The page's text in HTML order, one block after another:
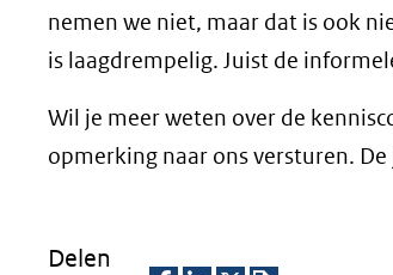
nemen we niet, maar dat is ook
is laagdrempelig. Juist de
Wil je meer weten over de
opmerking naar ons versturen.
Delen